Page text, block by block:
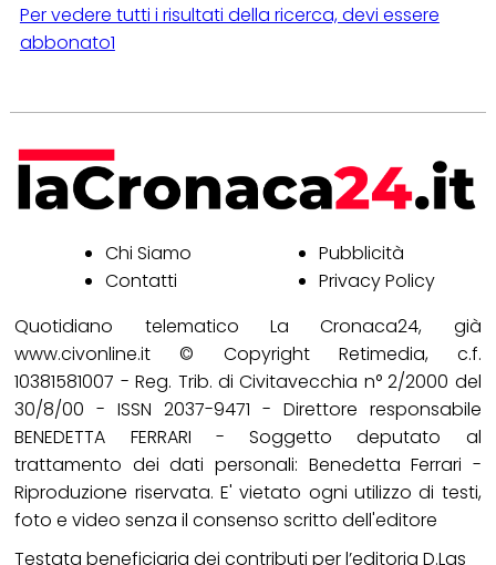
Per vedere tutti i risultati della ricerca, devi essere
abbonato1
Chi Siamo
Contatti
Pubblicità
Privacy Policy
Quotidiano telematico La Cronaca24, già
www.civonline.it © Copyright Retimedia, c.f.
10381581007 - Reg. Trib. di Civitavecchia n° 2/2000 del
30/8/00 - ISSN 2037-9471 - Direttore responsabile
BENEDETTA FERRARI - Soggetto deputato al
trattamento dei dati personali: Benedetta Ferrari -
Riproduzione riservata. E' vietato ogni utilizzo di testi,
foto e video senza il consenso scritto dell'editore
Testata beneficiaria dei contributi per l’editoria D.Lgs